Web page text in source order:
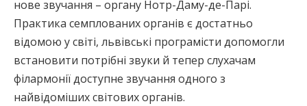
нове звучання – органу Нотр-Даму-де-Парі.
Практика семплованих органів є достатньо
відомою у світі, львівські програмісти допомогли
встановити потрібні звуки й тепер слухачам
філармонії доступне звучання одного з
найвідоміших світових органів.